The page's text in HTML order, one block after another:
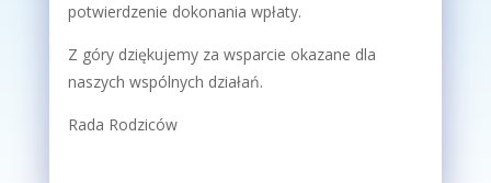
potwierdzenie dokonania wpłaty.
Z góry dziękujemy za wsparcie okazane dla
naszych wspólnych działań.
Rada Rodziców